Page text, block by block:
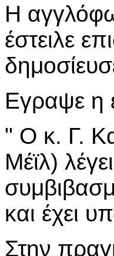
Η
έστειλε
Εγραψε η
" Ο κ. Γ.
Μέϊλ)
και έχει
Στην